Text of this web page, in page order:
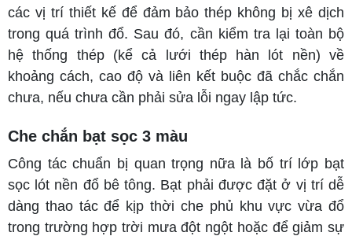
các vị trí thiết kế để đảm bảo thép không bị xê dịch
trong quá trình đổ. Sau đó, cần kiểm tra lại toàn bộ
hệ thống thép (kể cả lưới thép hàn lót nền) về
khoảng cách, cao độ và liên kết buộc đã chắc chắn
chưa, nếu chưa cần phải sửa lỗi ngay lập tức.
Che chắn bạt sọc 3 màu
Công tác chuẩn bị quan trọng nữa là bố trí lớp bạt
sọc lót nền đổ bê tông. Bạt phải được đặt ở vị trí dễ
dàng thao tác để kịp thời che phủ khu vực vừa đổ
trong trường hợp trời mưa đột ngột hoặc để giảm sự